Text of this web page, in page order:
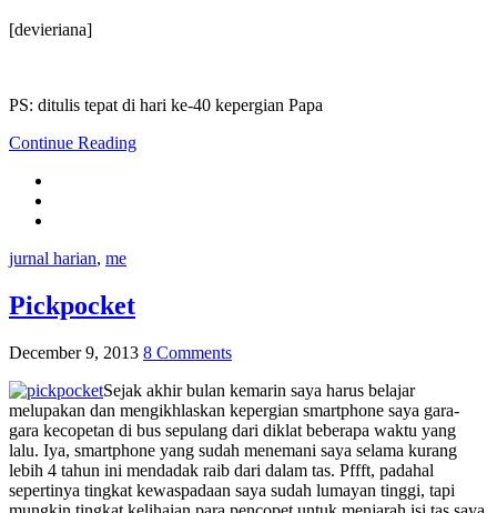
[devieriana]
PS: ditulis tepat di hari ke-40 kepergian Papa
Continue Reading
jurnal harian, me
Pickpocket
December 9, 2013 8 Comments
Sejak akhir bulan kemarin saya harus belajar
melupakan dan mengikhlaskan kepergian smartphone saya gara-
gara kecopetan di bus sepulang dari diklat beberapa waktu yang
lalu. Iya, smartphone yang sudah menemani saya selama kurang
lebih 4 tahun ini mendadak raib dari dalam tas. Pffft, padahal
sepertinya tingkat kewaspadaan saya sudah lumayan tinggi, tapi